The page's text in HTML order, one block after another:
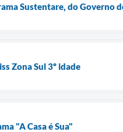
Sustentare, do Governo
Zona Sul 3º idade
"A Casa é Sua"